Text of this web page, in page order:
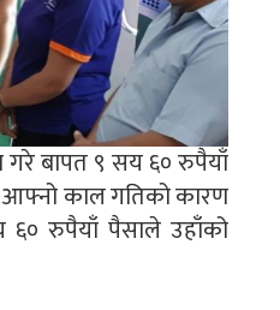
गरे बापत ९ सय ६० रुपैयाँ
आफ्नो काल गतिको कारण
६० रुपैयाँ पैसाले उहाँको